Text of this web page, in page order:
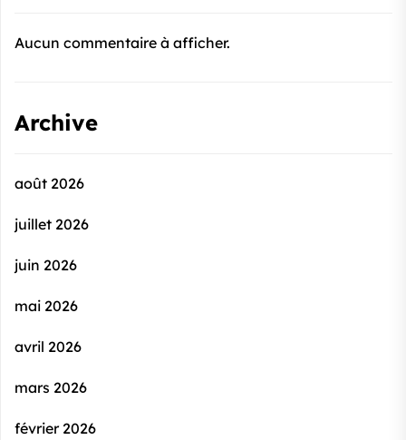
Aucun commentaire à afficher.
Archive
août 2026
juillet 2026
juin 2026
mai 2026
avril 2026
mars 2026
février 2026